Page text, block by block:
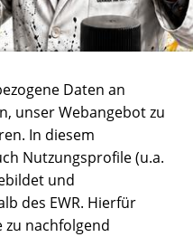
Daten an
unser Webangebot zu
In diesem
Nutzungsprofile (u.a.
und
des EWR. Hierfür
nachfolgend